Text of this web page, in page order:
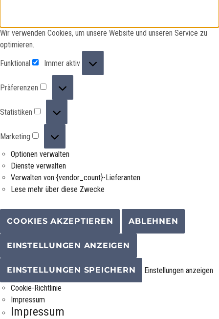
Wir verwenden Cookies, um unsere Website und unseren Service zu
optimieren.
Funktional
Immer aktiv
Präferenzen
Statistiken
Marketing
Optionen verwalten
Dienste verwalten
Verwalten von {vendor_count}-Lieferanten
Lese mehr über diese Zwecke
COOKIES AKZEPTIEREN ABLEHNEN
EINSTELLUNGEN ANZEIGEN
EINSTELLUNGEN SPEICHERN
Einstellungen anzeigen
Cookie-Richtlinie
Impressum
Impressum